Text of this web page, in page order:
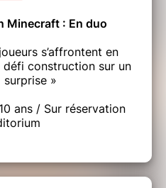
Minecraft : En duo
s’affrontent en
défi construction sur un
surprise »
ans / Sur réservation